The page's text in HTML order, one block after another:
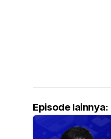
Episode lainnya: